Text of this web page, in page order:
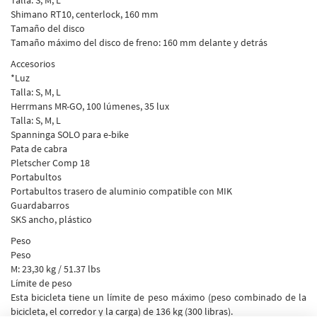
Shimano RT10, centerlock, 160 mm
Tamaño del disco
Tamaño máximo del disco de freno: 160 mm delante y detrás
Accesorios
*Luz
Talla: S, M, L
Herrmans MR-GO, 100 lúmenes, 35 lux
Talla: S, M, L
Spanninga SOLO para e-bike
Pata de cabra
Pletscher Comp 18
Portabultos
Portabultos trasero de aluminio compatible con MIK
Guardabarros
SKS ancho, plástico
Peso
Peso
M: 23,30 kg / 51.37 lbs
Límite de peso
Esta bicicleta tiene un límite de peso máximo (peso combinado de la
bicicleta, el corredor y la carga) de 136 kg (300 libras).